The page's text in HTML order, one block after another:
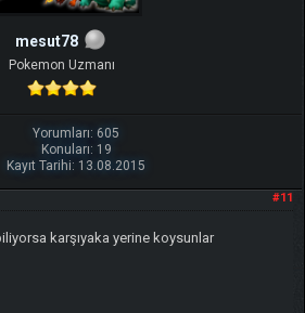
mesut78
Pokemon Uzmanı
Yorumları: 605
Konuları: 19
Kayıt Tarihi: 13.08.2015
#11
karşıyaka yerine koysunlar